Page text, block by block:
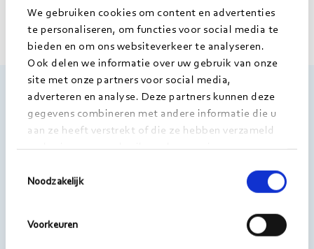
We gebruiken cookies om content en advertenties
te personaliseren, om functies voor social media te
bieden en om ons websiteverkeer te analyseren.
Ook delen we informatie over uw gebruik van onze
site met onze partners voor social media,
adverteren en analyse. Deze partners kunnen deze
gegevens combineren met andere informatie die u
aan ze heeft verstrekt of die ze hebben verzameld
op basis van uw gebruik van hun services.
Noodzakelijk
Voorkeuren
Morgens
Kanaalpark 140
2321 JV Leiden
E info@morgens.nl